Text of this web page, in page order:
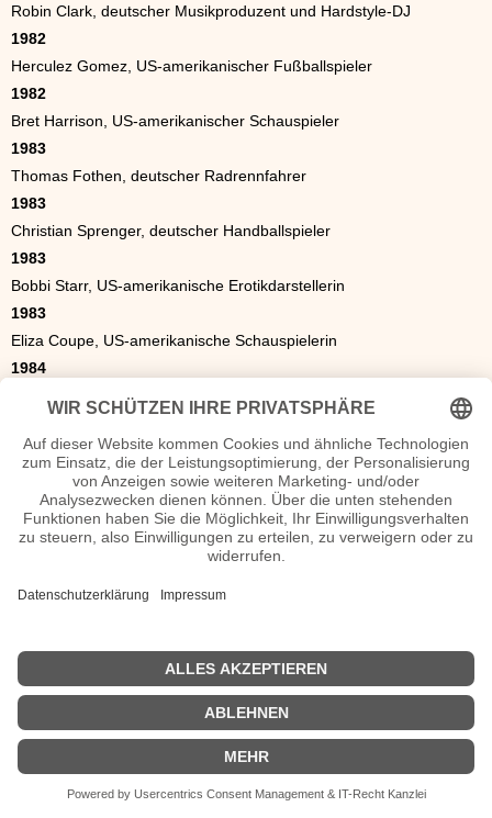
Robin Clark, deutscher Musikproduzent und Hardstyle-DJ
1982
Herculez Gomez, US-amerikanischer Fußballspieler
1982
Bret Harrison, US-amerikanischer Schauspieler
1983
Thomas Fothen, deutscher Radrennfahrer
1983
Christian Sprenger, deutscher Handballspieler
1983
Bobbi Starr, US-amerikanische Erotikdarstellerin
1983
Eliza Coupe, US-amerikanische Schauspielerin
1984
Siboniso Gaxa, südafrikanischer Fußballspieler
Robin Haase, niederländischer Tennisspieler
Stefano Coletti, monegassischer Rennfahrer
1991
Alexandra Popp, deutsche Fußballspielerin
1998